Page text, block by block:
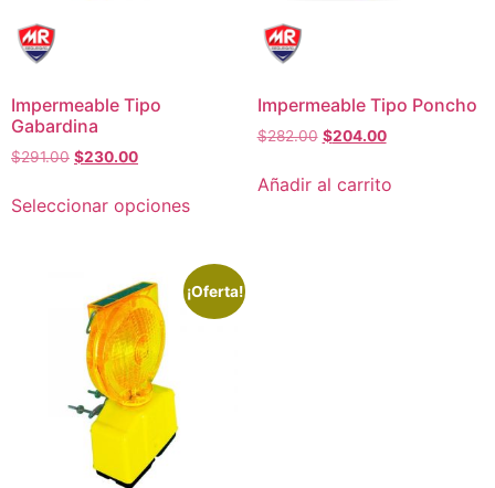
Impermeable Tipo
Gabardina
$291.00 $230.00
Seleccionar opciones
Impermeable Tipo Poncho
$282.00 $204.00
Añadir al carrito
¡Oferta!